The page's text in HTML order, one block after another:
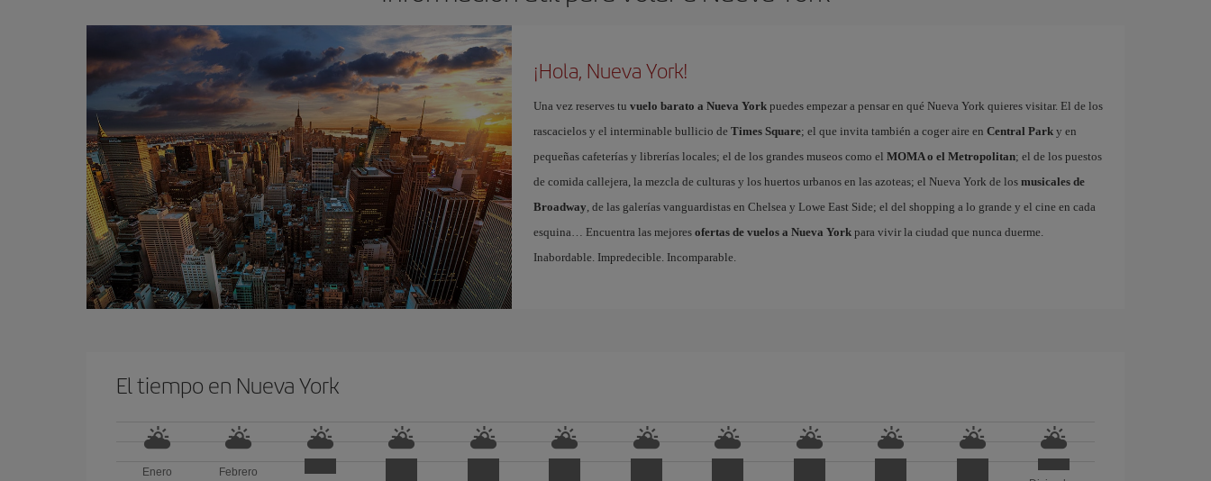
¡Hola, Nueva York!
Una vez reserves tu vuelo barato a Nueva Yorkpuedes empezar a pensar en qué Nueva York quieres visitar. El de los
rascacielos y el interminable bullicio de Times Square; el que invita también a coger aire en Central Parky en
pequeñas cafeterías y librerías locales; el de los grandes museos como el MOMA o el Metropolitan; el de los puestos
de comida callejera, la mezcla de culturas y los huertos urbanos en las azoteas; el Nueva York de los musicales de
Broadway, de las galerías vanguardistas en Chelsea y Lowe East Side; el del shopping a lo grande y el cine en cada
esquina… Encuentra las mejores ofertas de vuelos a Nueva Yorkpara vivir la ciudad que nunca duerme.
Inabordable. Impredecible. Incomparable.
El tiempo en Nueva York
Enero
Febrero